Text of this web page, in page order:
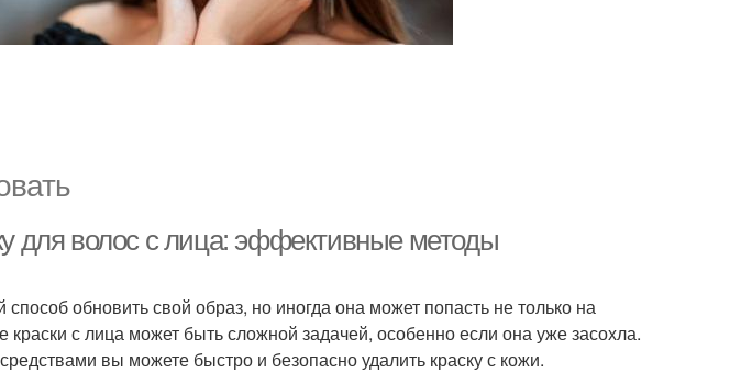
для волос с лица: эффективные методы
обновить свой образ, но иногда она может попасть не только на
с лица может быть сложной задачей, особенно если она уже засохла.
вы можете быстро и безопасно удалить краску с кожи.